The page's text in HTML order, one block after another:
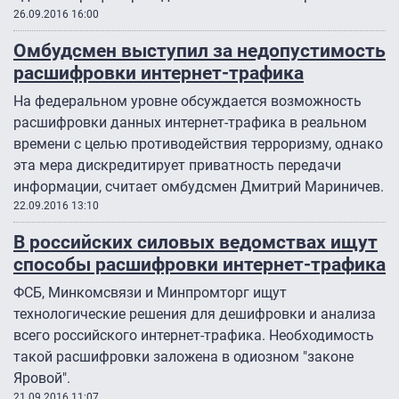
26.09.2016 16:00
Омбудсмен выступил за недопустимость
расшифровки интернет-трафика
На федеральном уровне обсуждается возможность
расшифровки данных интернет-трафика в реальном
времени с целью противодействия терроризму, однако
эта мера дискредитирует приватность передачи
информации, считает омбудсмен Дмитрий Мариничев.
22.09.2016 13:10
В российских силовых ведомствах ищут
способы расшифровки интернет-трафика
ФСБ, Минкомсвязи и Минпромторг ищут
технологические решения для дешифровки и анализа
всего российского интернет-трафика. Необходимость
такой расшифровки заложена в одиозном "законе
Яровой".